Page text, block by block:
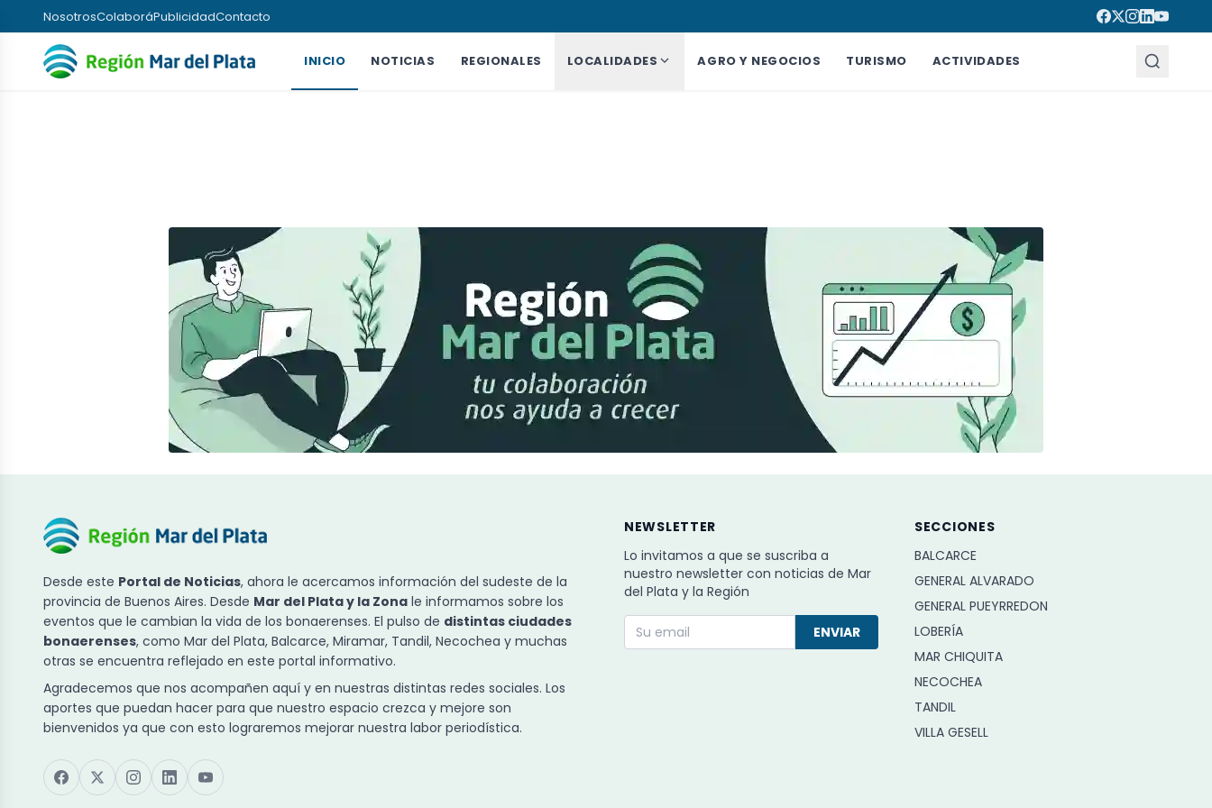
NosotrosColaboráPublicidadContacto
INICIO NOTICIAS REGIONALES LOCALIDADES AGRO Y NEGOCIOS TURISMO ACTIVIDADES
Desde este Portal de Noticias, ahora le acercamos información del sudeste de la
provincia de Buenos Aires. Desde Mar del Plata y la Zona le informamos sobre los
eventos que le cambian la vida de los bonaerenses. El pulso de distintas ciudades
bonaerenses, como Mar del Plata, Balcarce, Miramar, Tandil, Necochea y muchas
otras se encuentra reflejado en este portal informativo.
Agradecemos que nos acompañen aquí y en nuestras distintas redes sociales. Los
aportes que puedan hacer para que nuestro espacio crezca y mejore son
bienvenidos ya que con esto lograremos mejorar nuestra labor periodística.
NEWSLETTER
Lo invitamos a que se suscriba a
nuestro newsletter con noticias de Mar
del Plata y la Región
ENVIAR
SECCIONES
BALCARCE
GENERAL ALVARADO
GENERAL PUEYRREDON
LOBERÍA
MAR CHIQUITA
NECOCHEA
TANDIL
VILLA GESELL